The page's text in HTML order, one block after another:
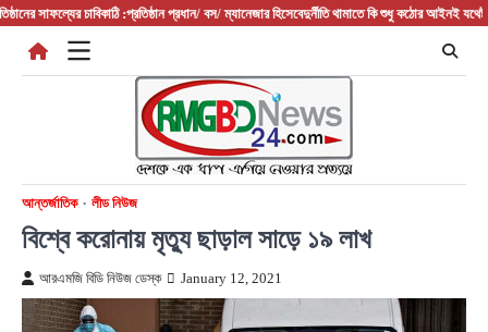
Skip
content
চাবিকাঠি :প্রতিষ্ঠান প্রধান/ বস/ ম্যানেজার হিসেবেদুর্নীতি থামাতে কি শুধু কঠোর আইনই যথেষ্ট?
আন্তর্জাতিক লীড নিউজ
বিশ্বে করোনায় মৃত্যু ছাড়াল সাড়ে ১৯ লাখ
আরএমজি বিডি নিউজ ডেস্ক January 12, 2021